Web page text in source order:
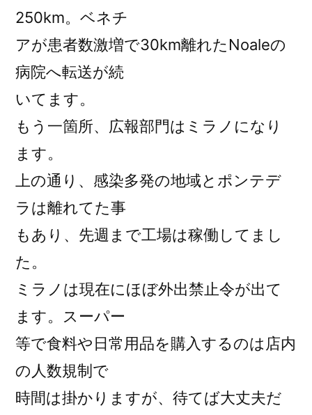
250km。ベネチ
アが患者数激増で30km離れたNoaleの
病院へ転送が続
いてます。
もう一箇所、広報部門はミラノになり
ます。
上の通り、感染多発の地域とポンテデ
ラは離れてた事
もあり、先週まで工場は稼働してまし
た。
ミラノは現在にほぼ外出禁止令が出て
ます。スーパー
等で食料や日常用品を購入するのは店内
の人数規制で
時間は掛かりますが、待てば大丈夫だ